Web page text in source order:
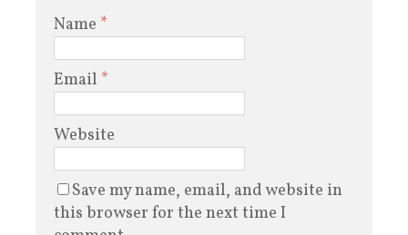
Name *
Email *
Website
Save my name, email, and website in
this browser for the next time I